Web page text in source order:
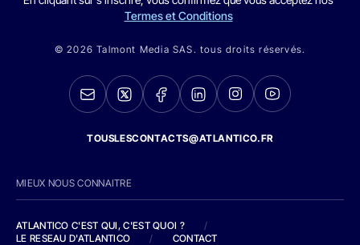
Termes et Conditions
© 2026 Talmont Media SAS. tous droits réservés.
TOUSLESCONTACTS@ATLANTICO.FR
MIEUX NOUS CONNAITRE
ATLANTICO C'EST QUI, C'EST QUOI ?
/
LE RESEAU D'ATLANTICO
/ CONTACT